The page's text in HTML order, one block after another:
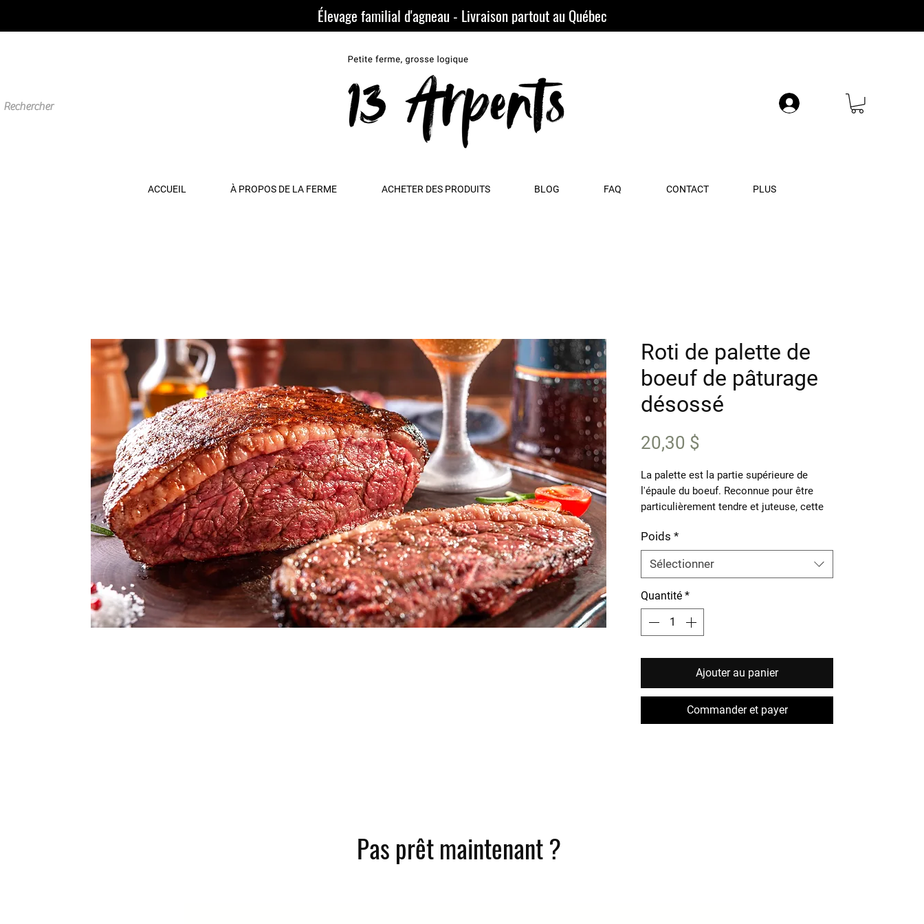
Élevage familial d'agneau - Livraison partout au Québec
ACCUEIL À PROPOS DE LA FERME ACHETER DES PRODUITS BLOG FAQ CONTACT PLUS
Roti de palette de
boeuf de pâturage
désossé
20,30 $
La palette est la partie supérieure de
l'épaule du boeuf. Reconnue pour être
particulièrement tendre et juteuse, cette
dans une cocotte ou à la mijoteuse.
Produit
l'herbe désossé
poids : 1lb, 1,75 lb, 2 lb au choix.
Produit congelé et emballé sous vide
Poids *
Sélectionner
Quantité *
Ajouter au panier
Commander et payer
Pas prêt maintenant ?